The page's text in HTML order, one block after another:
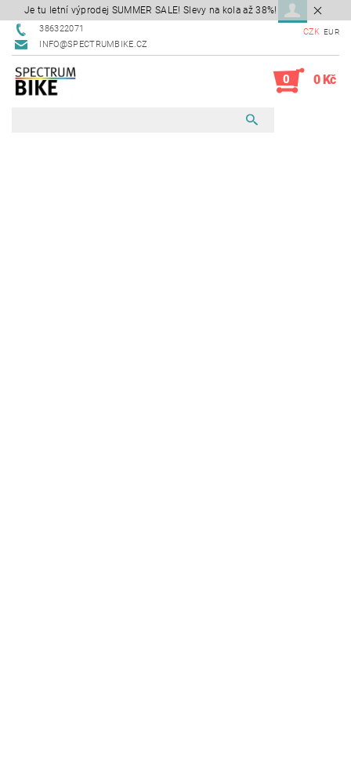
Je tu letní výprodej SUMMER SALE! Slevy na kola až 38%!
386322071
INFO@SPECTRUMBIKE.CZ
CZK EUR
0 0 Kč